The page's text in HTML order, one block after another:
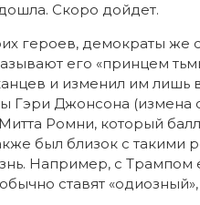
Скоро дойдет.
героев, демократы же
его «принцем
и изменил им лишь
Гэри Джонсона (измена
Ромни, который
был близок с
Например, с Трампом
ставят «одиозный»,